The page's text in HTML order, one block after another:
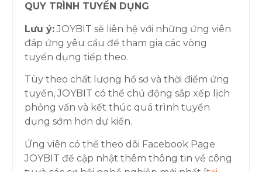
QUY TRÌNH TUYỂN DỤNG
Lưu ý:JOYBIT sẽ liên hệ với những ứng viên
đáp ứng yêu cầu để tham gia các vòng
tuyển dụng tiếp theo.
Tùy theo chất lượng hồ sơ và thời điểm ứng
tuyển, JOYBIT có thể chủ động sắp xếp lịch
phỏng vấn và kết thúc quá trình tuyển
dụng sớm hơn dự kiến.
Ứng viên có thể theo dõi Facebook Page
JOYBIT để cập nhật thêm thông tin về công